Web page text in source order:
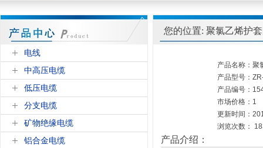
电线
中高压电缆
低压电缆
分支电缆
矿物绝缘电缆
铝合金电缆
您的位置: 聚氯乙烯护
产品名称：聚
产品型号：
产品编号：
市场价格：1
更新时间：
浏览次数：
产品介绍：